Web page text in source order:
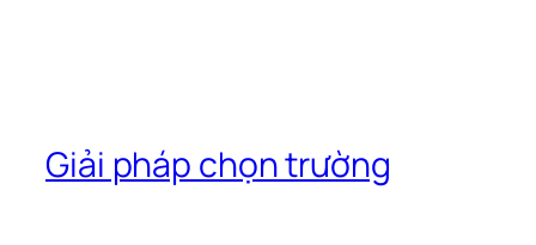
Giải pháp chọn trường